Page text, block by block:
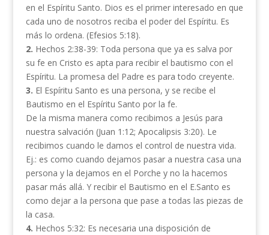
en el Espíritu Santo. Dios es el primer interesado en que
cada uno de nosotros reciba el poder del Espíritu. Es
más lo ordena. (Efesios 5:18).
2. Hechos 2:38-39: Toda persona que ya es salva por
su fe en Cristo es apta para recibir el bautismo con el
Espíritu. La promesa del Padre es para todo creyente.
3. El Espíritu Santo es una persona, y se recibe el
Bautismo en el Espíritu Santo por la fe.
De la misma manera como recibimos a Jesús para
nuestra salvación (Juan 1:12; Apocalipsis 3:20). Le
recibimos cuando le damos el control de nuestra vida.
Ej.: es como cuando dejamos pasar a nuestra casa una
persona y la dejamos en el Porche y no la hacemos
pasar más allá. Y recibir el Bautismo en el E.Santo es
como dejar a la persona que pase a todas las piezas de
la casa.
4. Hechos 5:32: Es necesaria una disposición de